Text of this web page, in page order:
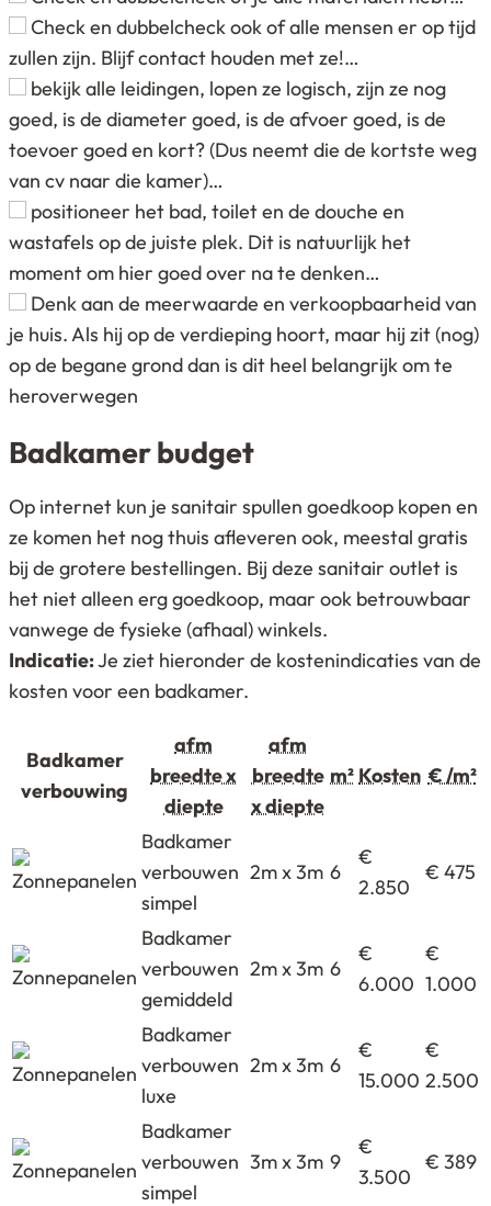
Check en dubbelcheck ook of alle mensen er op tijd
zullen zijn. Blijf contact houden met ze!…
bekijk alle leidingen, lopen ze logisch, zijn ze nog
goed, is de diameter goed, is de afvoer goed, is de
toevoer goed en kort? (Dus neemt die de kortste weg
van cv naar die kamer)…
positioneer het bad, toilet en de douche en
wastafels op de juiste plek. Dit is natuurlijk het
moment om hier goed over na te denken…
Denk aan de meerwaarde en verkoopbaarheid van
je huis. Als hij op de verdieping hoort, maar hij zit (nog)
op de begane grond dan is dit heel belangrijk om te
heroverwegen
Badkamer budget
Op internet kun je sanitair spullen goedkoop kopen en
ze komen het nog thuis afleveren ook, meestal gratis
bij de grotere bestellingen. Bij deze sanitair outlet is
het niet alleen erg goedkoop, maar ook betrouwbaar
vanwege de fysieke (afhaal) winkels.
Indicatie:Je ziet hieronder de kostenindicaties van de
kosten voor een badkamer.
Badkamer
verbouwing
afm
breedte x
diepte
afm
breedte
x diepte
m² Kosten € /m²
Badkamer
verbouwen
simpel
2m x 3m 6
€
2.850
€ 475
Badkamer
verbouwen
gemiddeld
2m x 3m 6
€
6.000
€
1.000
Badkamer
verbouwen
luxe
2m x 3m 6
€
15.000
€
2.500
Badkamer
verbouwen
simpel
3m x 3m 9
€
3.500
€ 389